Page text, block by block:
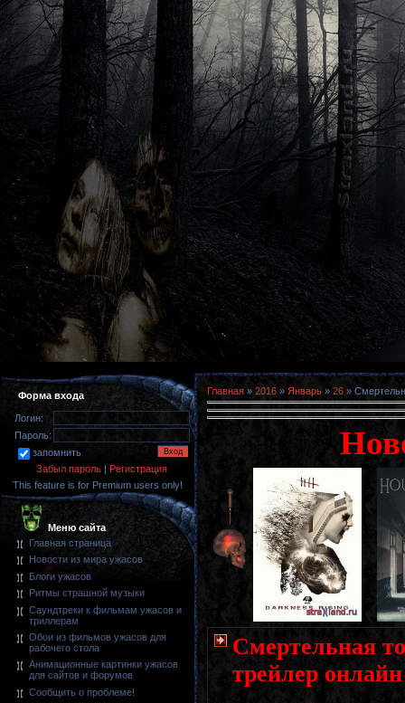
Форма входа
Логин:
Пароль:
запомнить
Забыл пароль | Регистрация
This feature is for Premium users only!
Меню сайта
Главная страница
Новости из мира ужасов
Блоги ужасов
Ритмы страшной музыки
Саундтреки к фильмам ужасов и
триллерам
Обои из фильмов ужасов для
рабочего стола
Анимационные картинки ужасов
для сайтов и форумов
Сообщить о проблеме!
Главная » 2016 » Январь » 26 »
Смертельная
трейлер